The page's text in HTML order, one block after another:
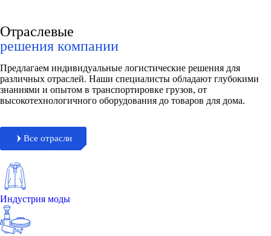
Отраслевые
решения компании
Предлагаем индивидуальные логистические решения для
различных отраслей. Наши специалисты обладают глубокими
знаниями и опытом в транспортировке грузов, от
высокотехнологичного оборудования до товаров для дома.
Все отрасли
Индустрия моды